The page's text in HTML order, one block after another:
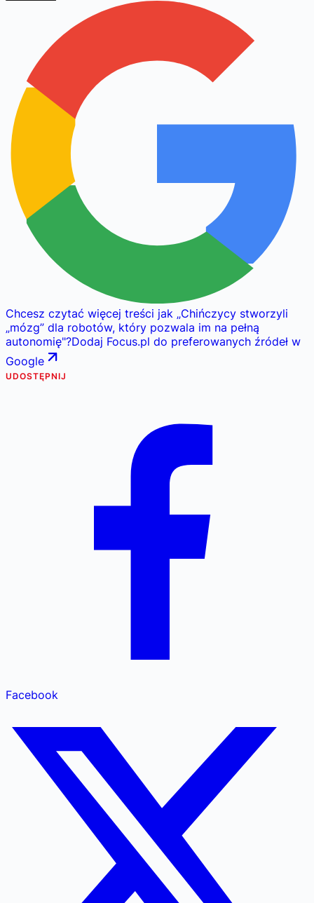
Chcesz czytać więcej treści jak „Chińczycy stworzyli
„mózg” dla robotów, który pozwala im na pełną
autonomię"?Dodaj Focus.pl do preferowanych źródeł w
Google
UDOSTĘPNIJ
Facebook